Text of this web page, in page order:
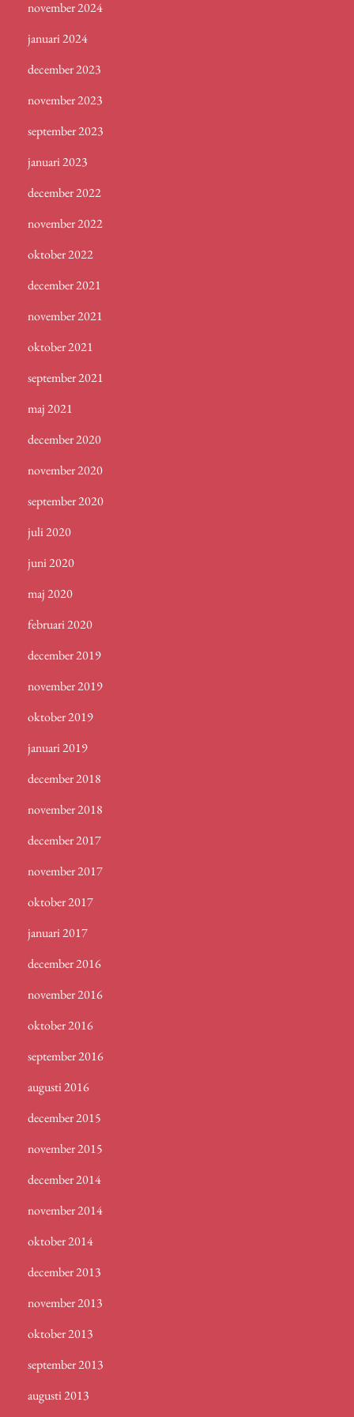
november 2024
januari 2024
december 2023
november 2023
september 2023
januari 2023
december 2022
november 2022
oktober 2022
december 2021
november 2021
oktober 2021
september 2021
maj 2021
december 2020
november 2020
september 2020
juli 2020
juni 2020
maj 2020
februari 2020
december 2019
november 2019
oktober 2019
januari 2019
december 2018
november 2018
december 2017
november 2017
oktober 2017
januari 2017
december 2016
november 2016
oktober 2016
september 2016
augusti 2016
december 2015
november 2015
december 2014
november 2014
oktober 2014
december 2013
november 2013
oktober 2013
september 2013
augusti 2013